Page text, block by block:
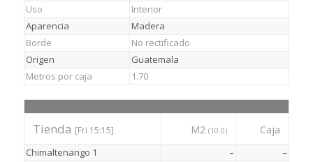
Uso
Interior
Aparencia
Madera
Borde
No rectificado
Origen
Guatemala
Metros por caja
1.70
Tienda [Fri 15:15] M2 (10.0) Caja
Chimaltenango 1 –
–